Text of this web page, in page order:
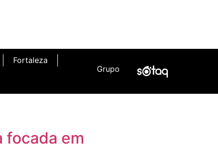
Fortaleza
Grupo
focada em